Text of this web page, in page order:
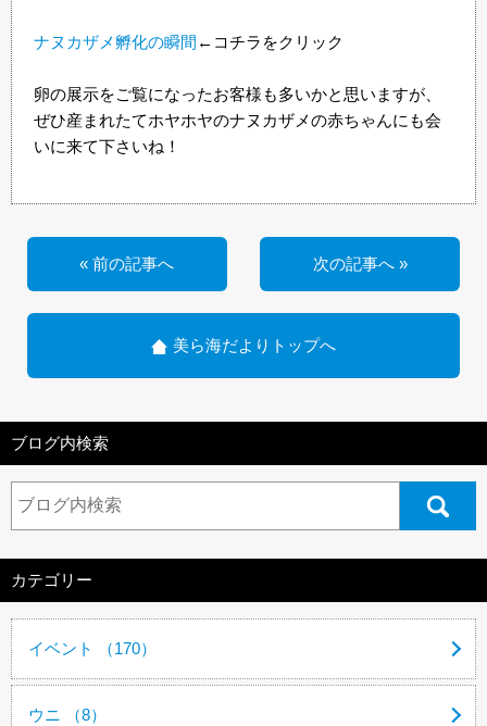
ナヌカザメ孵化の瞬間 ←コチラをクリック
卵の展示をご覧になったお客様も多いかと思いますが、
ぜひ産まれたてホヤホヤのナヌカザメの赤ちゃんにも会
いに来て下さいね！
« 前の記事へ 次の記事へ »
美ら海だよりトップへ
ブログ内検索
カテゴリー
イベント （170）
ウニ （8）